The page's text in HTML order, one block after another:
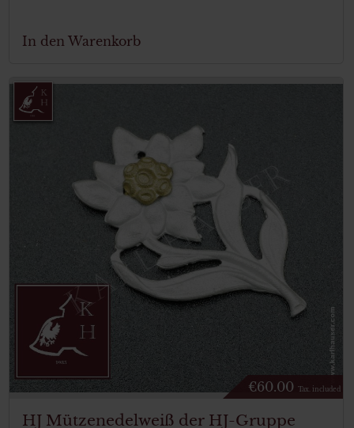
In den Warenkorb
€60.00 Tax. included
HJ Mützenedelweiß der HJ-Gruppe